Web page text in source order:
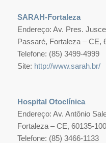
SARAH-Fortaleza
Endereço: Av. Pres.
Passaré, Fortaleza – CE,
Telefone: (85) 3499-4999
Site: http://www.sarah.br/
Hospital Otoclínica
Endereço: Av. Antônio
Fortaleza – CE, 60135-100
Telefone: (85) 3466-1133